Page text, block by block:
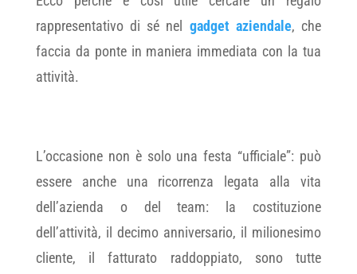
rappresentativo di sé nel gadget aziendale, che
faccia da ponte in maniera immediata con la tua
attività.
L’occasione non è solo una festa “ufficiale”: può
essere anche una ricorrenza legata alla vita
dell’azienda o del team: la costituzione
dell’attività, il decimo anniversario, il milionesimo
cliente, il fatturato raddoppiato, sono tutte